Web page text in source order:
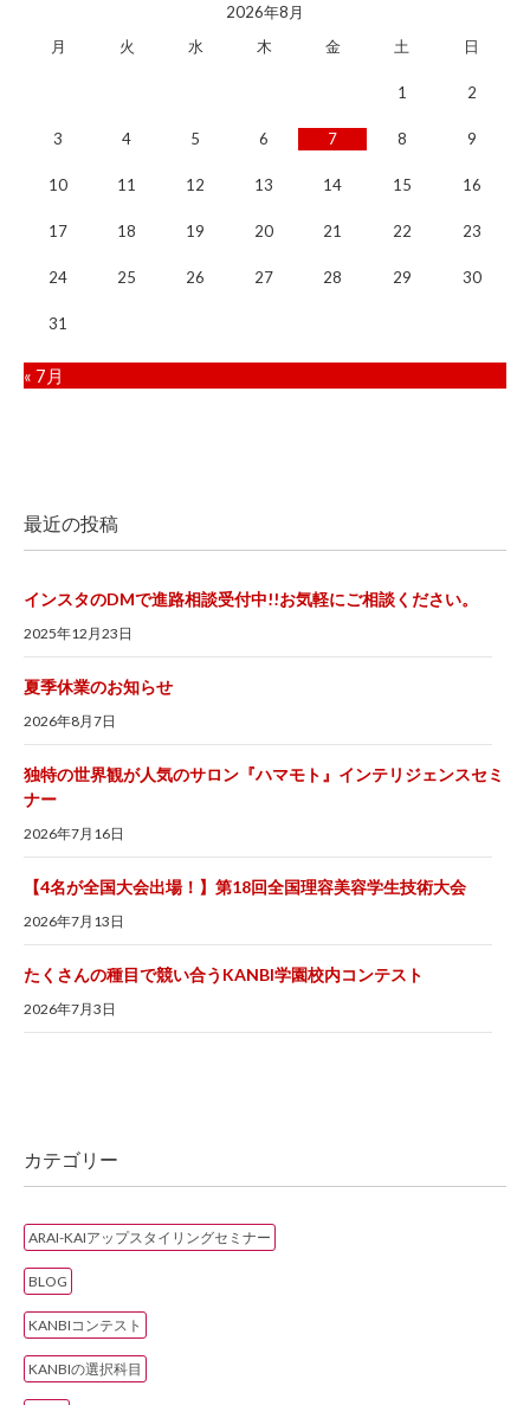
2026年8月
月
火 水 木 金 土 日
1 2
3 4 5 6 7 8 9
10 11 12 13 14 15 16
17 18 19 20 21 22 23
24 25 26 27 28 29 30
31
« 7月
最近の投稿
インスタのDMで進路相談受付中!!お気軽にご相談ください。
2025年12月23日
夏季休業のお知らせ
2026年8月7日
独特の世界観が人気のサロン『ハマモト』インテリジェンスセミ
ナー
2026年7月16日
【4名が全国大会出場！】第18回全国理容美容学生技術大会
2026年7月13日
たくさんの種目で競い合うKANBI学園校内コンテスト
2026年7月3日
カテゴリー
ARAI-KAIアップスタイリングセミナー
BLOG
KANBIコンテスト
KANBIの選択科目